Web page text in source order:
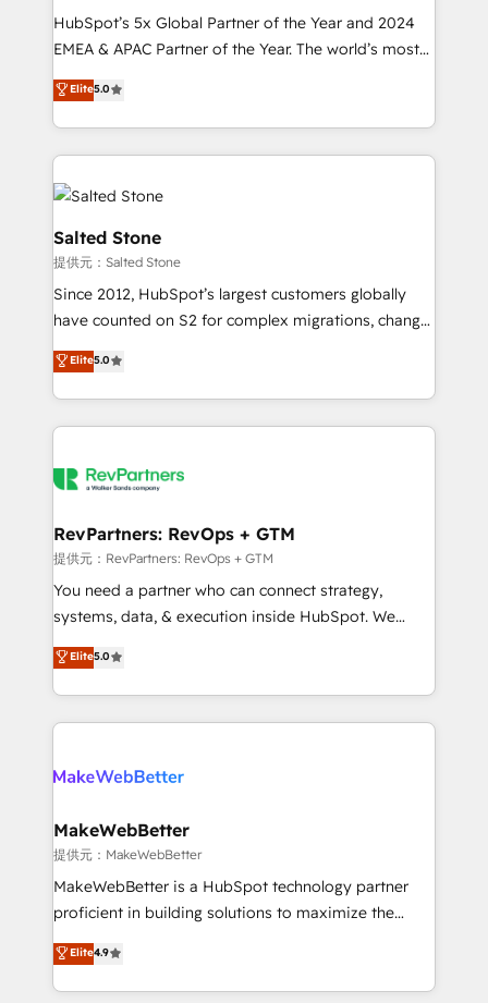
HubSpot’s 5x Global Partner of the Year and 2024
EMEA & APAC Partner of the Year. The world’s most
experienced and fully accredited HubSpot Solutions
Partner. 🚀 With 2,750+ HubSpot projects delivered
and 370+ specialists across EMEA, APAC and NAM,
we de-risk complex CRM programmes and
accelerate ROI across every HubSpot Hub. 🧭 From
multi-region migrations to AI-powered automation,
we turn complexity into clarity, human at global
scale. 🏆 HubSpot’s CEO called us “the partner of the
future.” Others agree it is proof of trust built through
measurable impact.
Elite5.0
Salted Stone
提供元：Salted Stone
Since 2012, HubSpot’s largest customers globally
have counted on S2 for complex migrations, change
management, systems integration, and creative
solutions that deliver measurable impact and
transform brand experiences As one of the few full-
service creative agencies in the HubSpot
winning design to build scalable, globally
marketing campaigns, & RevOps frameworks that
fuel long-term success We connect the entire
customer lifecycle through seamless integrations,
ensure long-term adoption with change-
and service to drive sustainable growth With 6 key
HubSpot accreditations and experience across
Elite5.0
RevPartners: RevOps + GTM
提供元：RevPartners: RevOps + GTM
You need a partner who can connect strategy,
systems, data, & execution inside HubSpot. We
bridge the gap where most agencies fall short by
combining GTM strategy with technical execution to
solve the right problem with the right solution. As the
only firm in the world to hold Elite Partner
clients gain a unique advantage in CRM architecture,
market execution. Why B2B Businesses Choose RP: -
Secure: Soc2 compliant 🛡️ - Pricing: Implementations
starting at $1,5k 💵 - Speed: Launch in 14 days ⚡ -
Global: 75+ RPers across five continents 🌐 - Scale:
HubSpot Partner 🪴 - Sales Hub: More
implementations than any other Partner 💻 -
Elite5.0
MakeWebBetter
提供元：MakeWebBetter
MakeWebBetter is a HubSpot technology partner
proficient in building solutions to maximize the
operational efficiency of HubSpot. The fastest-
growing tech-enabler & facilitator, MakeWebBetter,
hands you the blend of HubSpot expertise &
Elite4.9